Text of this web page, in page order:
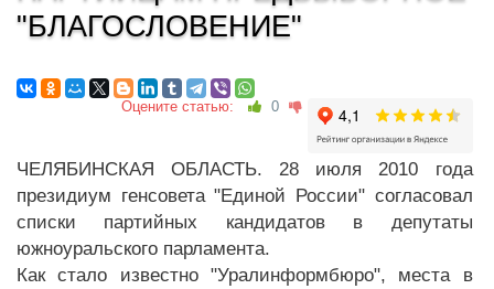
"БЛАГОСЛОВЕНИЕ"
Оцените статью: 0
ЧЕЛЯБИНСКАЯ ОБЛАСТЬ. 28 июля 2010 года
президиум генсовета "Единой России" согласовал
списки партийных кандидатов в депутаты
южноуральского парламента.
Как стало известно "Уралинформбюро", места в